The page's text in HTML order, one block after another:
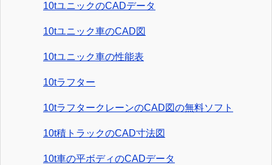
10tユニックのCADデータ
10tユニック車のCAD図
10tユニック車の性能表
10tラフター
10tラフタークレーンのCAD図の無料ソフト
10t積トラックのCAD寸法図
10t車の平ボディのCADデータ